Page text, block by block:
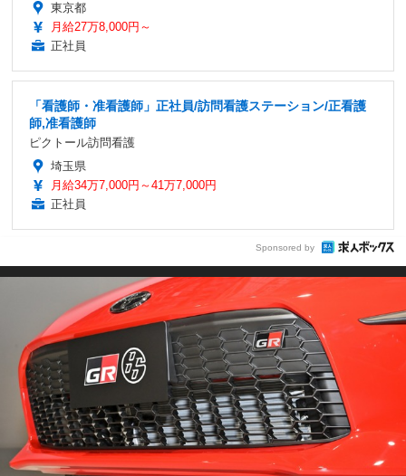
東京都
月給27万8,000円～
正社員
「看護師・准看護師」正社員/訪問看護ステーション/正看護
師,准看護師
ピクトール訪問看護
埼玉県
月給34万7,000円～41万7,000円
正社員
Sponsored by